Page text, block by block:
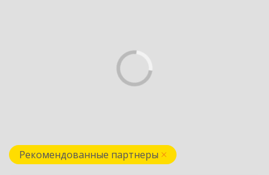
Рекомендованные партнеры